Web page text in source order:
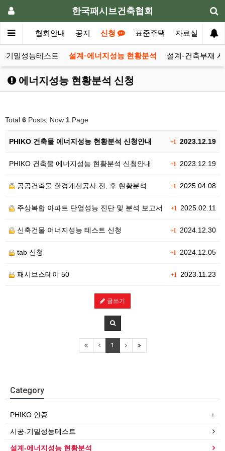
한국패시브건축협회
메인 협회안내 공지 신청 표준주택 자료실 질
-기밀성능테스트 설계-에너지성능 현황분석 설계-건축부재
에너지성능 현황분석 신청
Total 6 Posts, Now 1 Page
+1 2023.12.19
PHIKO 건축물 에너지성능 현황분석 신청안내
+1 2023.12.19
PHIKO 건축물 에너지성능 현황분석 신청안내
+1 2025.04.08
공공건축물 환경개선공사 전, 후 현황분석
+1 2025.02.11
주상복합 아파트 단열성능 진단 및 분석 보고서
+1 2024.12.30
신축건물 어너지성능 테스트 신청
+1 2024.12.05
tab 신청
+1 2023.11.23
패시브스테이 50
글쓰기
1
Category
PHIKO 인증
시공-기밀성능테스트
설계-에너지성능 현황분석